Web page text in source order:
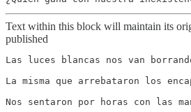
Text within this block will maintain its
published
Las luces blancas nos van
La misma que arrebataron los
Nos sentaron por horas con las